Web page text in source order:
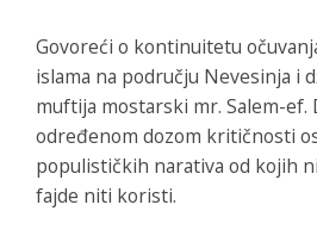
Govoreći o kontinuitetu
islama na području Nevesinja i
muftija mostarski mr. Salem-ef.
određenom dozom kritičnosti
populističkih narativa od kojih
fajde niti koristi.